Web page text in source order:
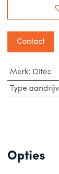
Contact
Merk: Ditec
Type
Opties